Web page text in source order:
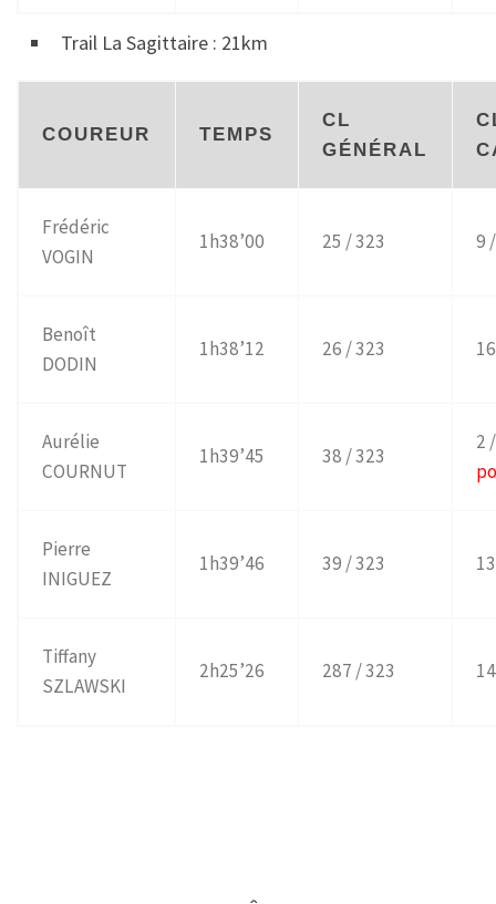
Trail La Sagittaire : 21km
COUREUR TEMPS
CL
GÉNÉRAL
Frédéric
VOGIN
1h38’00 25 / 323 9
Benoît
DODIN
1h38’12 26 / 323
Aurélie
COURNUT
1h39’45 38 / 323
2
Pierre
INIGUEZ
1h39’46 39 / 323
Tiffany
SZLAWSKI
2h25’26 287 / 323